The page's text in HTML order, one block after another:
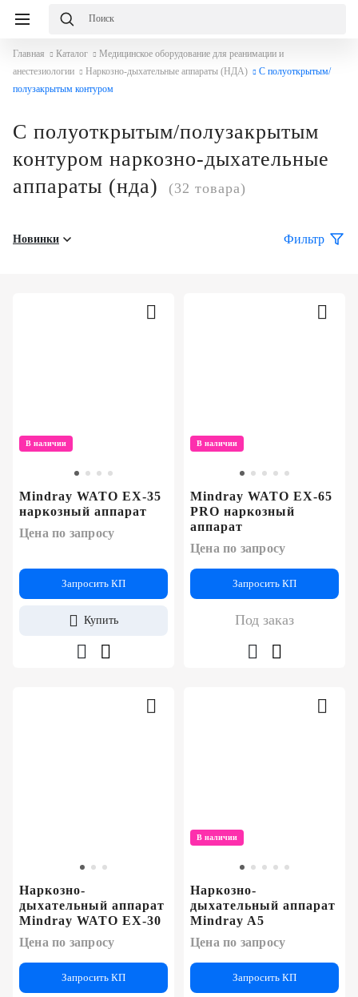
Каталог
О
О
Партнеры
Услуги
Консалтинг
Проектирование
учреждений
учреждений
Trade-
in
51
Главная Каталог
Медицинское оборудование для реанимации и
анестезиологии
Наркозно-дыхательные аппараты (НДА)
С полуоткрытым/
полузакрытым контуром
С полуоткрытым/полузакрытым
контуром наркозно-дыхательные
аппараты (нда)
(32 товара)
Новинки Фильтр
В наличии
Mindray WATO EX-35
наркозный аппарат
Цена по запросу
Запросить КП
Купить
В наличии
Mindray WATO EX-65
PRO наркозный
аппарат
Цена по запросу
Запросить КП
Под заказ
Наркозно-
дыхательный аппарат
Mindray WATO EX-30
Цена по запросу
Запросить КП
В наличии
Наркозно-
дыхательный аппарат
Mindray A5
Цена по запросу
Запросить КП